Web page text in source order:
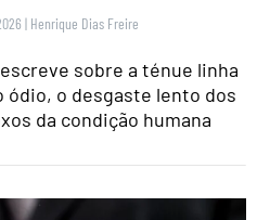
| Henrique Dias Freire
sobre a ténue linha
ódio, o desgaste lento dos
da condição humana